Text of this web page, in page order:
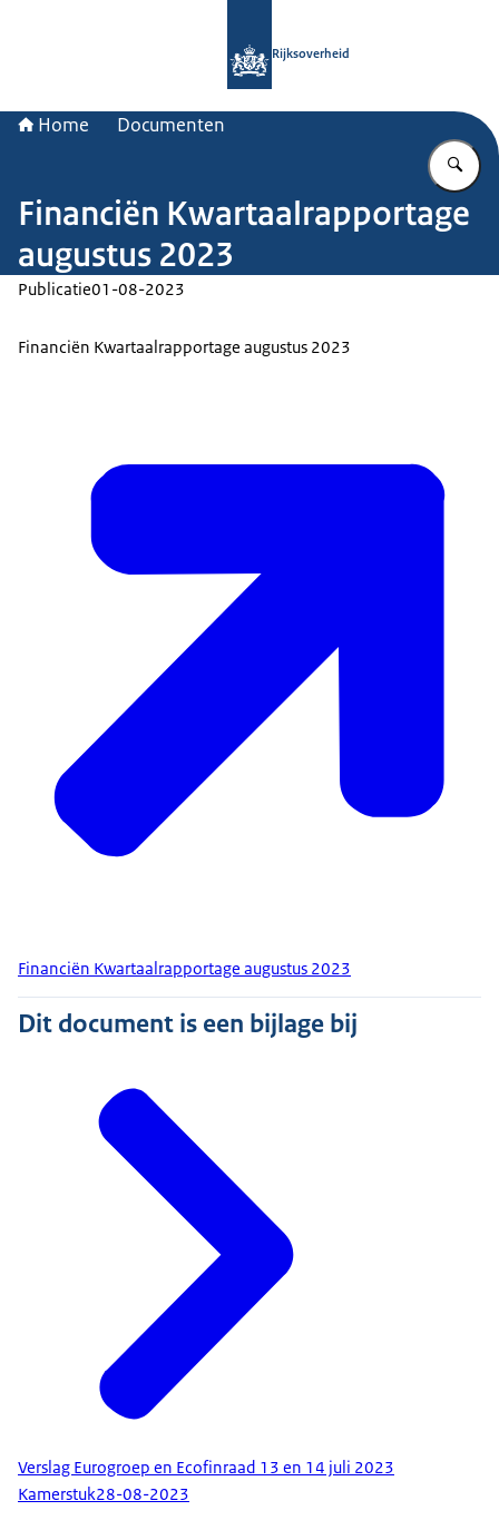
Rijksoverheid
Home Documenten
Financiën Kwartaalrapportage
augustus 2023
Publicatie01-08-2023
Financiën Kwartaalrapportage augustus 2023
Financiën Kwartaalrapportage augustus 2023
Dit document is een bijlage bij
Verslag Eurogroep en Ecofinraad 13 en 14 juli 2023
Kamerstuk28-08-2023